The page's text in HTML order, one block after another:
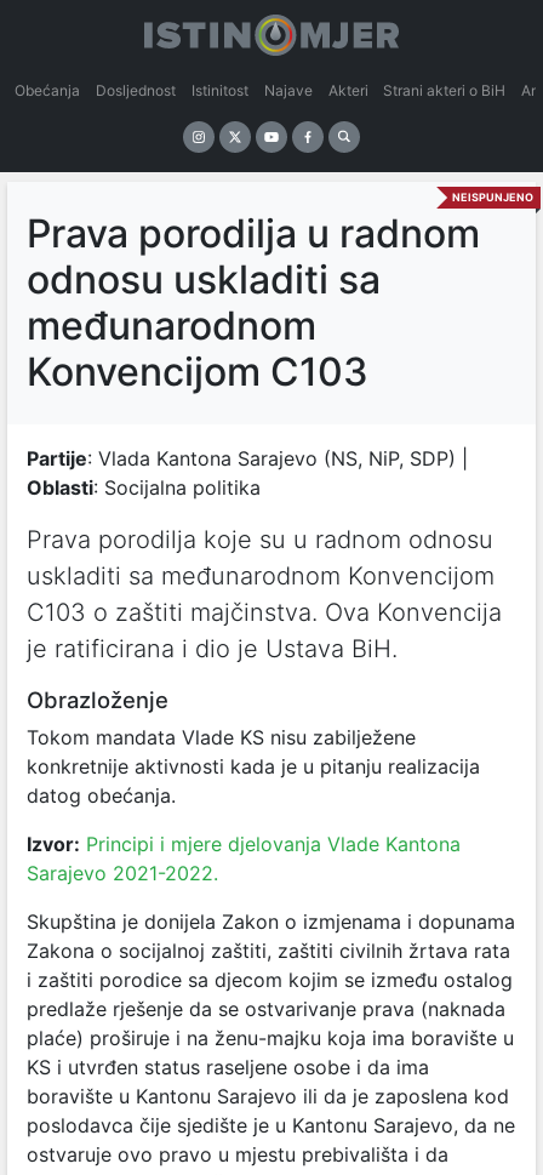
Obećanja Dosljednost Istinitost Najave Akteri Strani akteri o BiH
NEISPUNJENO
Prava porodilja u radnom
odnosu uskladiti sa
međunarodnom
Konvencijom C103
Partije: Vlada Kantona Sarajevo (NS, NiP, SDP) |
Oblasti: Socijalna politika
Prava porodilja koje su u radnom odnosu
uskladiti sa međunarodnom Konvencijom
C103 o zaštiti majčinstva. Ova Konvencija
je ratificirana i dio je Ustava BiH.
Obrazloženje
Tokom mandata Vlade KS nisu zabilježene
konkretnije aktivnosti kada je u pitanju realizacija
datog obećanja.
Izvor: Principi i mjere djelovanja Vlade Kantona
Sarajevo 2021-2022.
Skupština je donijela Zakon o izmjenama i dopunama
Zakona o socijalnoj zaštiti, zaštiti civilnih žrtava rata
i zaštiti porodice sa djecom kojim se između ostalog
predlaže rješenje da se ostvarivanje prava (naknada
plaće) proširuje i na ženu-majku koja ima boravište u
KS i utvrđen status raseljene osobe i da ima
boravište u Kantonu Sarajevo ili da je zaposlena kod
poslodavca čije sjedište je u Kantonu Sarajevo, da ne
ostvaruje ovo pravo u mjestu prebivališta i da